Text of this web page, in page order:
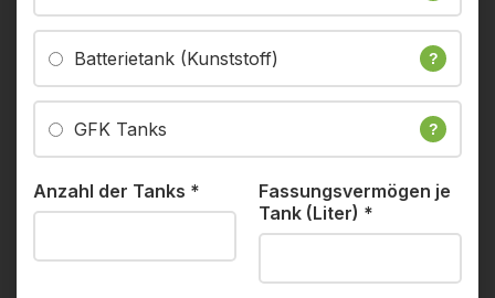
Batterietank (Kunststoff) ?
GFK Tanks ?
Anzahl der Tanks *
Fassungsvermögen je
Tank (Liter) *